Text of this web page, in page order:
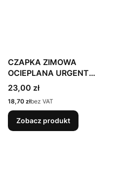
CZAPKA ZIMOWA
OCIEPLANA URGENT
7116
Cena
23,00 zł
Cena
18,70 złbez VAT
Zobacz produkt